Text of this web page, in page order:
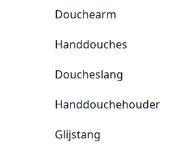
Douchearm
Handdouches
Doucheslang
Handdouchehouder
Glijstang